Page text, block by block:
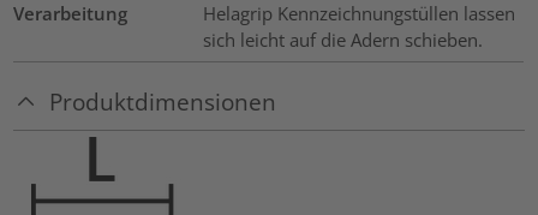
Verarbeitung
Helagrip Kennzeichnungstüllen lassen
sich leicht auf die Adern schieben.
Produktdimensionen